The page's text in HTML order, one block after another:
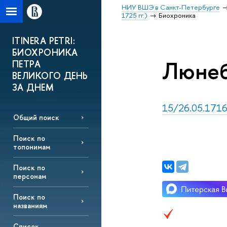
НИУ ВШЭ в Санкт-Петербурге
1725 гг.)
Биохроника
ITINERA PETRI:
БИОХРОНИКА
ПЕТРА
ВЕЛИКОГО ДЕНЬ
ЗА ДНЕМ
Общий поиск
Поиск по
топонимам
Поиск по
персонам
Поиск по
названиям
15/